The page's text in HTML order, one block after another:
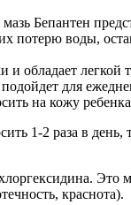
Бепантен
воды,
обладает
для
на кожу
1-2 раза в день,
краснота).